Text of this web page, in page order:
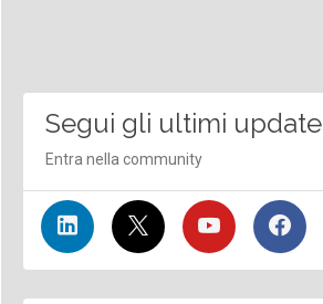
Segui gli ultimi update
Entra nella community